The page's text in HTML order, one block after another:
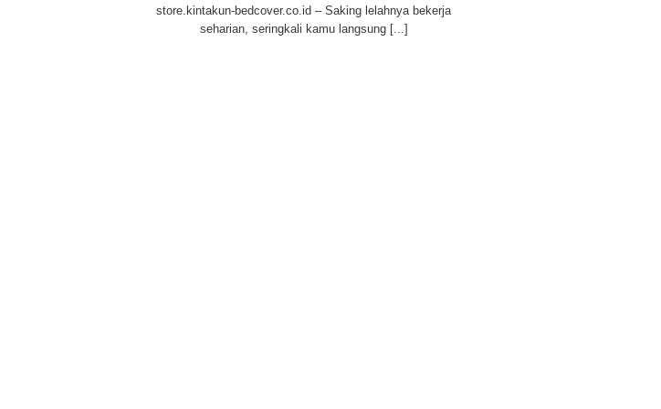
store.kintakun-bedcover.co.id – Saking lelahnya bekerja
seharian, seringkali kamu langsung [...]